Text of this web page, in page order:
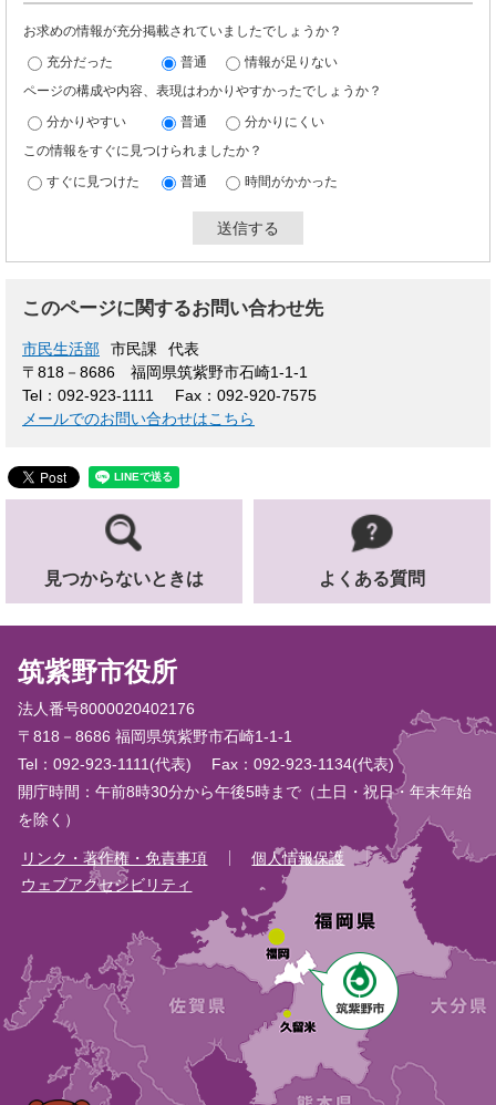
お求めの情報が充分掲載されていましたでしょうか？
充分だった 普通
情報が足りない
ページの構成や内容、表現はわかりやすかったでしょうか？
分かりやすい 普通
分かりにくい
この情報をすぐに見つけられましたか？
すぐに見つけた 普通 時間がかかった
このページに関するお問い合わせ先
市民生活部 市民課
代表
〒818－8686
福岡県筑紫野市石崎1-1-1
Tel：092-923-1111
Fax：092-920-7575
メールでのお問い合わせはこちら
見つからないときは よくある質問
筑紫野市役所
法人番号8000020402176
〒818－8686 福岡県筑紫野市石崎1-1-1
Tel：092-923-1111(代表)
Fax：092-923-1134(代表)
開庁時間：午前8時30分から午後5時まで（土日・祝日・年末年始
を除く）
リンク・著作権・免責事項
個人情報保護
ウェブアクセシビリティ